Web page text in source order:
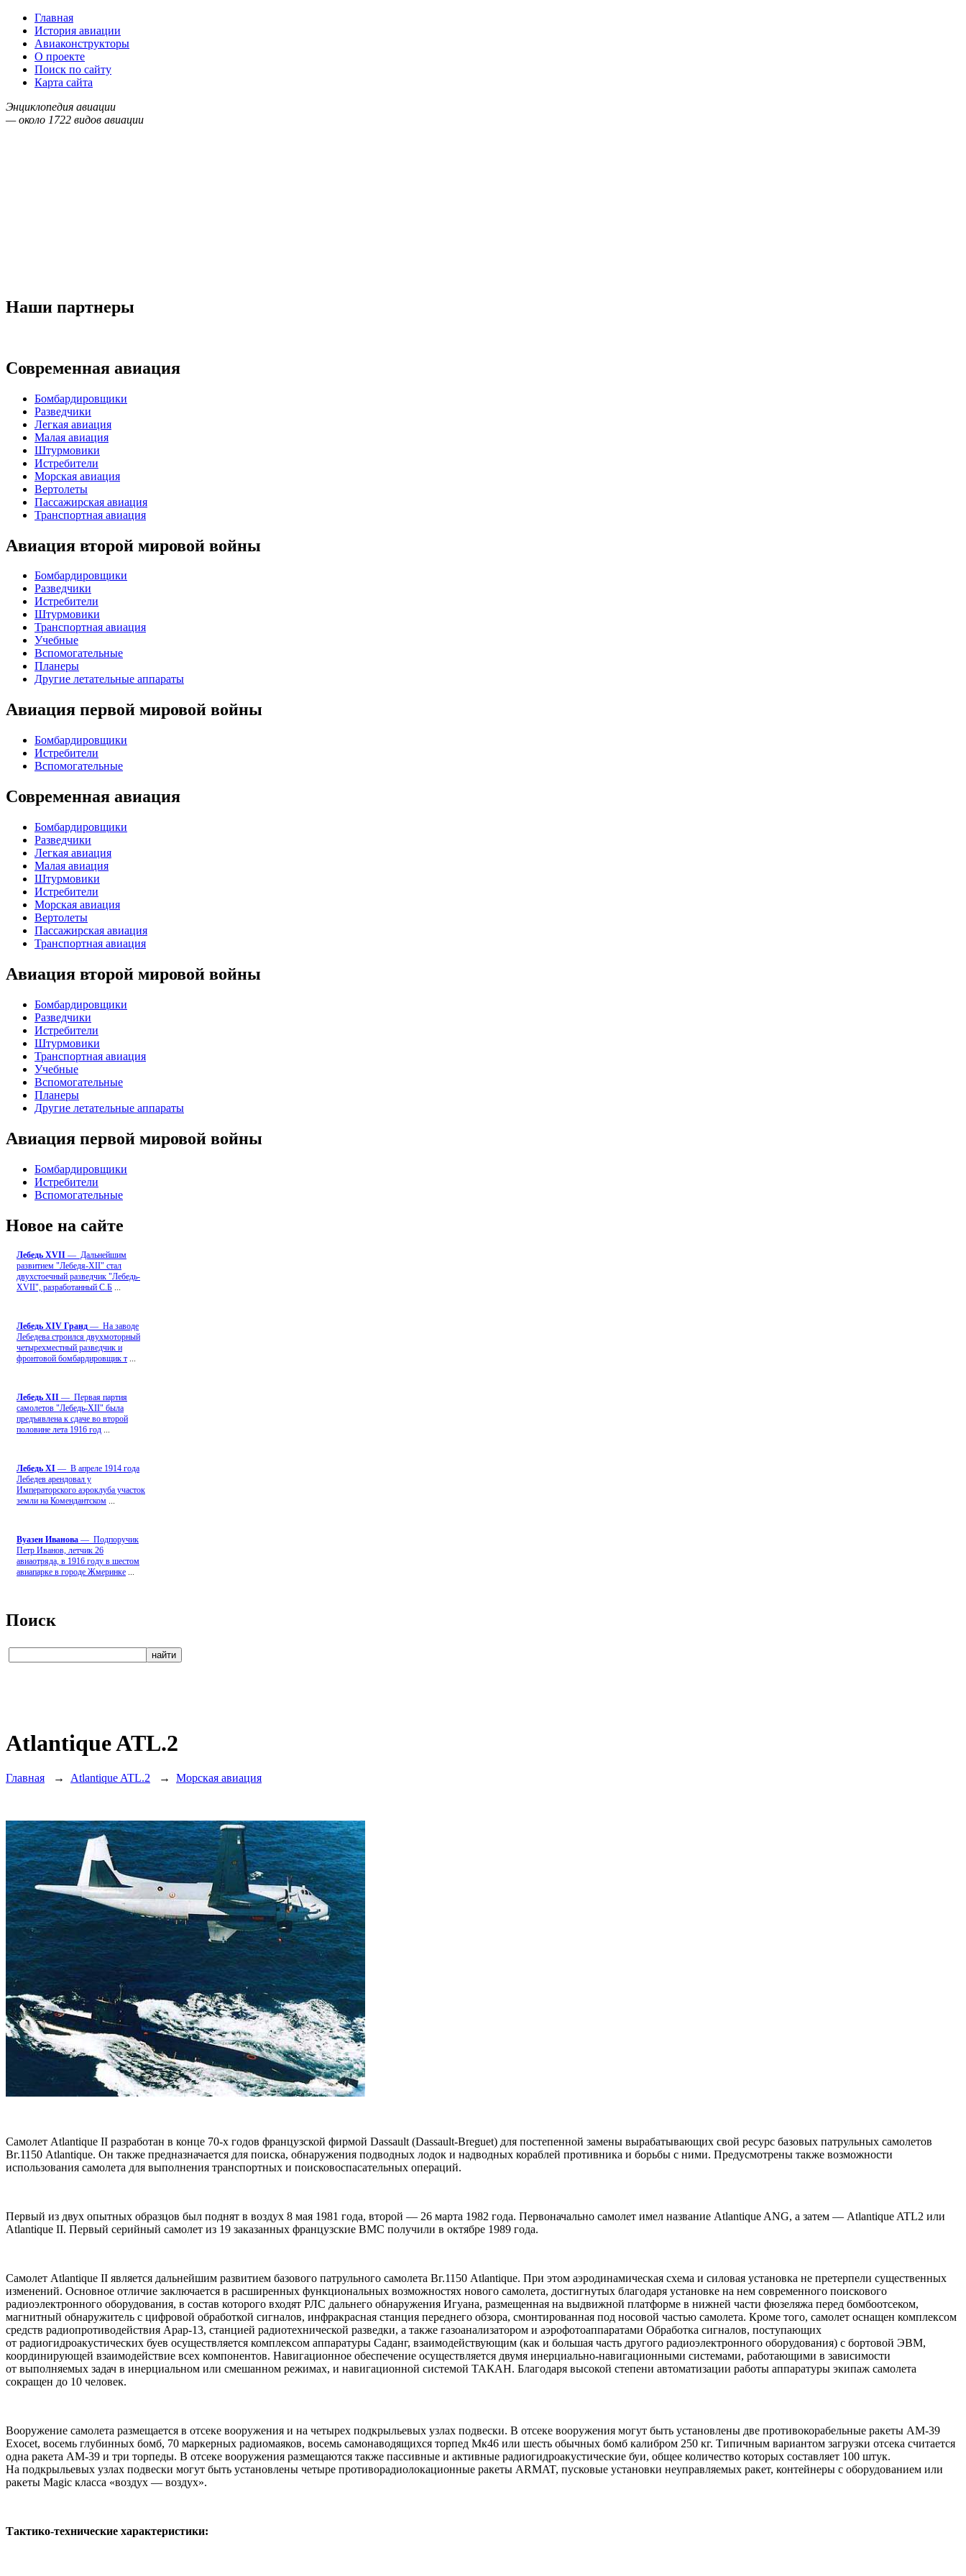
Главная
История авиации
Авиаконструкторы
О проекте
Поиск по сайту
Карта сайта
Энциклопедия авиации
— около 1722 видов авиации
Наши партнеры
Современная авиация
Бомбардировщики
Разведчики
Легкая авиация
Малая авиация
Штурмовики
Истребители
Морская авиация
Вертолеты
Пассажирская авиация
Транспортная авиация
Авиация второй мировой войны
Бомбардировщики
Разведчики
Истребители
Штурмовики
Транспортная авиация
Учебные
Вспомогательные
Планеры
Другие летательные аппараты
Авиация первой мировой войны
Бомбардировщики
Истребители
Вспомогательные
Современная авиация
Бомбардировщики
Разведчики
Легкая авиация
Малая авиация
Штурмовики
Истребители
Морская авиация
Вертолеты
Пассажирская авиация
Транспортная авиация
Авиация второй мировой войны
Бомбардировщики
Разведчики
Истребители
Штурмовики
Транспортная авиация
Учебные
Вспомогательные
Планеры
Другие летательные аппараты
Авиация первой мировой войны
Бомбардировщики
Истребители
Вспомогательные
Новое на сайте
Лебедь ХVII — Дальнейшим
развитием "Лебедя-ХII" стал
двухстоечный разведчик "Лебедь-
XVII", разработанный С.Б
Лебедь ХIV Гранд — На заводе
Лебедева строился двухмоторный
четырехместный разведчик и
фронтовой бомбардировщик т
Лебедь ХII — Первая партия
самолетов "Лебедь-ХII" была
предъявлена к сдаче во второй
половине лета 1916 год
Лебедь ХI — В апреле 1914 года
Лебедев арендовал у
Императорского аэроклуба участок
земли на Комендантском
Вуазен Иванова — Подпоручик
Петр Иванов, летчик 26
авиаотряда, в 1916 году в шестом
авиапарке в городе Жмеринке
Поиск
Atlantique ATL.2
Главная → Atlantique ATL.2 → Морская авиация
Самолет Atlantique II разработан в конце 70-х годов французской фирмой Dassault (Dassault-Breguet) для постепенной замены вырабатывающих свой ресурс базовых патрульных самолетов
Вг.1150 Atlantique. Он также предназначается для поиска, обнаружения подводных лодок и надводных кораблей противника и борьбы с ними. Предусмотрены также возможности
использования самолета для выполнения транспортных и поисковоспасательных операций.
Первый из двух опытных образцов был поднят в воздух 8 мая 1981 года, второй — 26 марта 1982 года. Первоначально самолет имел название Atlantique ANG, а затем — Atlantique ATL2 или
Atlantique II. Первый серийный самолет из 19 заказанных французские ВМС получили в октябре 1989 года.
Самолет Atlantique II является дальнейшим развитием базового патрульного самолета Вг.1150 Atlantique. При этом аэродинамическая схема и силовая установка не претерпели существенных
изменений. Основное отличие заключается в расширенных функциональных возможностях нового самолета, достигнутых благодаря установке на нем современного поискового
радиоэлектронного оборудования, в состав которого входят РЛС дальнего обнаружения Игуана, размещенная на выдвижной платформе в нижней части фюзеляжа перед бомбоотсеком,
магнитный обнаружитель с цифровой обработкой сигналов, инфракрасная станция переднего обзора, смонтированная под носовой частью самолета. Кроме того, самолет оснащен комплексом
средств радиопротиводействия Арар-13, станцией радиотехнической разведки, а также газоанализатором и аэрофотоаппаратами Обработка сигналов, поступающих
от радиогидроакустических буев осуществляется комплексом аппаратуры Саданг, взаимодействующим (как и большая часть другого радиоэлектронного оборудования) с бортовой ЭВМ,
координирующей взаимодействие всех компонентов. Навигационное обеспечение осуществляется двумя инерциально-навигационными системами, работающими в зависимости
от выполняемых задач в инерциальном или смешанном режимах, и навигационной системой ТАКАН. Благодаря высокой степени автоматизации работы аппаратуры экипаж самолета
сокращен до 10 человек.
Вооружение самолета размещается в отсеке вооружения и на четырех подкрыльевых узлах подвески. В отсеке вооружения могут быть установлены две противокорабельные ракеты АМ-39
Exocet, восемь глубинных бомб, 70 маркерных радиомаяков, восемь самонаводящихся торпед Мк46 или шесть обычных бомб калибром 250 кг. Типичным вариантом загрузки отсека считается
одна ракета АМ-39 и три торпеды. В отсеке вооружения размещаются также пассивные и активные радиогидроакустические буи, общее количество которых составляет 100 штук.
На подкрыльевых узлах подвески могут быть установлены четыре противорадиолокационные ракеты ARMAT, пусковые установки неуправляемых ракет, контейнеры с оборудованием или
ракеты Magic класса «воздух — воздух».
Тактико-технические характеристики: